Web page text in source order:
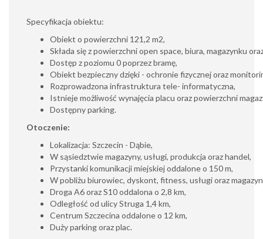
Specyfikacja obiektu:
Obiekt o powierzchni 121,2 m2,
Składa się z powierzchni open space, biura, magazynku
Dostęp z poziomu 0 poprzez bramę,
Obiekt bezpieczny dzięki - ochronie fizycznej oraz
Rozprowadzona infrastruktura tele- informatyczna,
Istnieje możliwość wynajęcia placu oraz powierzchni
Dostępny parking.
Otoczenie:
Lokalizacja: Szczecin - Dąbie,
W sąsiedztwie magazyny, usługi, produkcja oraz handel,
Przystanki komunikacji miejskiej oddalone o 150 m,
W pobliżu biurowiec, dyskont, fitness, usługi oraz
Droga A6 oraz S10 oddalona o 2,8 km,
Odległość od ulicy Struga 1,4 km,
Centrum Szczecina oddalone o 12 km,
Duży parking oraz plac.